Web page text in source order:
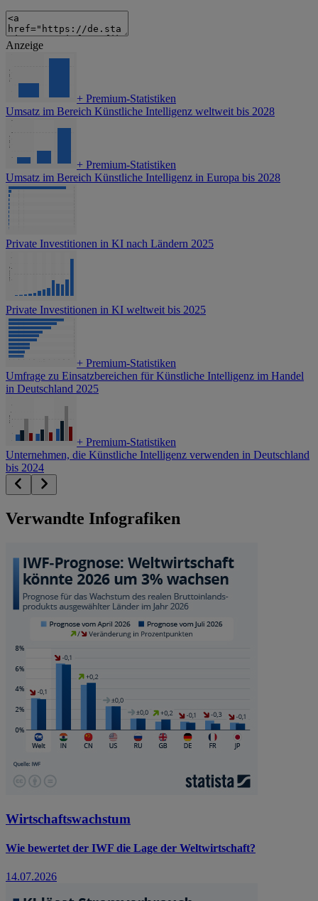
Anzeige
+ Premium-Statistiken
Umsatz im Bereich Künstliche Intelligenz weltweit bis 2028
+ Premium-Statistiken
Umsatz im Bereich Künstliche Intelligenz in Europa bis 2028
Private Investitionen in KI nach Ländern 2025
Private Investitionen in KI weltweit bis 2025
+ Premium-Statistiken
Umfrage zu Einsatzbereichen für Künstliche Intelligenz im Handel
in Deutschland 2025
+ Premium-Statistiken
Unternehmen, die Künstliche Intelligenz verwenden in Deutschland
bis 2024
Verwandte Infografiken
Wirtschaftswachstum
Wie bewertet der IWF die Lage der Weltwirtschaft?
14.07.2026